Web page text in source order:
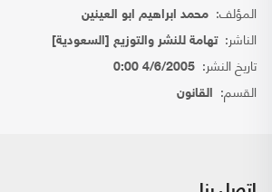
المؤلف: محمد ابراهيم ابو العينين
الناشر:تهامة للنشر والتوزيع [السعودية]
تاريخ النشر: 4/6/2005 0:00
القسم: القانون